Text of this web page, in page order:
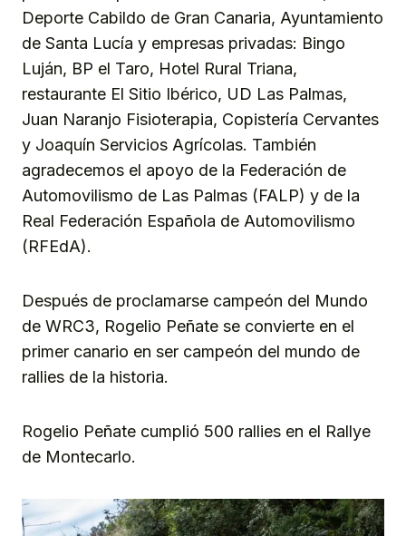
Deporte Cabildo de Gran Canaria, Ayuntamiento
de Santa Lucía y empresas privadas: Bingo
Luján, BP el Taro, Hotel Rural Triana,
restaurante El Sitio Ibérico, UD Las Palmas,
Juan Naranjo Fisioterapia, Copistería Cervantes
y Joaquín Servicios Agrícolas. También
agradecemos el apoyo de la Federación de
Automovilismo de Las Palmas (FALP) y de la
Real Federación Española de Automovilismo
(RFEdA).
Después de proclamarse campeón del Mundo
de WRC3, Rogelio Peñate se convierte en el
primer canario en ser campeón del mundo de
rallies de la historia.
Rogelio Peñate cumplió 500 rallies en el Rallye
de Montecarlo.